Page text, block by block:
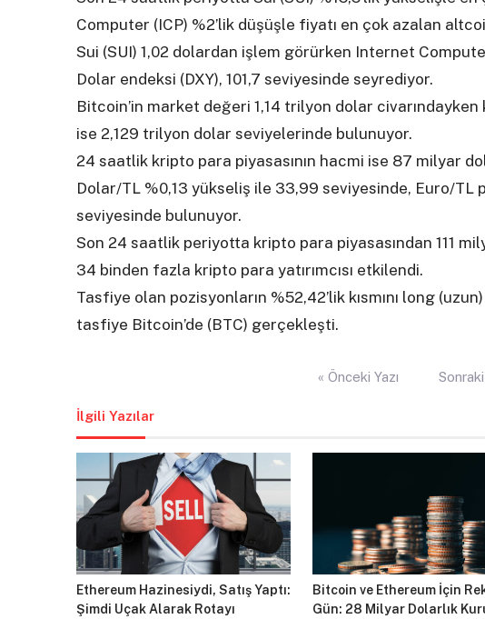
Computer (ICP) %2’lik düşüşle fiyatı en çok azalan
Sui (SUI) 1,02 dolardan işlem görürken Internet
Dolar endeksi (DXY), 101,7 seviyesinde seyrediyor.
Bitcoin’in market değeri 1,14 trilyon dolar
ise 2,129 trilyon dolar seviyelerinde bulunuyor.
24 saatlik kripto para piyasasının hacmi ise 87 milyar
Dolar/TL %0,13 yükseliş ile 33,99 seviyesinde, Euro/TL
seviyesinde bulunuyor.
Son 24 saatlik periyotta kripto para piyasasından 111
34 binden fazla kripto para yatırımcısı etkilendi.
Tasfiye olan pozisyonların %52,42’lik kısmını long
tasfiye Bitcoin’de (BTC) gerçekleşti.
« Önceki Yazı Sonraki
İlgili Yazılar
Ethereum Hazinesiydi, Satış Yaptı:
Şimdi Uçak Alarak Rotayı
Bitcoin ve Ethereum İçin
Gün: 28 Milyar Dolarlık